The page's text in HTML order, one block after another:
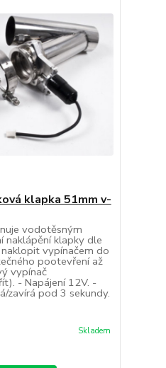
klapka 51mm v-
vodotěsným
naklápění klapky dle
vypínačem do
pootevření až
vypínač
- Napájení 12V. -
zavírá pod 3 sekundy.
Skladem